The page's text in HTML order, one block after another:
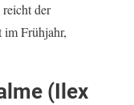
reicht der
im Frühjahr,
(Ilex